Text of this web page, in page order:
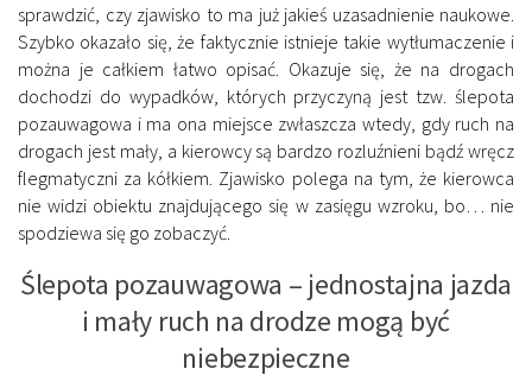
sprawdzić, czy zjawisko to ma już jakieś uzasadnienie naukowe.
Szybko okazało się, że faktycznie istnieje takie wytłumaczenie i
można je całkiem łatwo opisać. Okazuje się, że na drogach
dochodzi do wypadków, których przyczyną jest tzw. ślepota
pozauwagowa i ma ona miejsce zwłaszcza wtedy, gdy ruch na
drogach jest mały, a kierowcy są bardzo rozluźnieni bądź wręcz
flegmatyczni za kółkiem. Zjawisko polega na tym, że kierowca
nie widzi obiektu znajdującego się w zasięgu wzroku, bo… nie
spodziewa się go zobaczyć.
Ślepota pozauwagowa – jednostajna jazda
i mały ruch na drodze mogą być
niebezpieczne